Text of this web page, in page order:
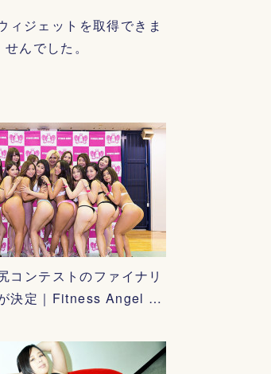
ィジェットを取得できま
せんでした。
コンテストのファイナリ
決定｜Fitness Angel …